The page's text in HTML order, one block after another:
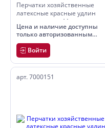
Перчатки хозяйственные
латексные красные удлин
манжета, разм.M
Цена и наличие доступны
только авторизованным
пользователям
Войти
арт. 7000151